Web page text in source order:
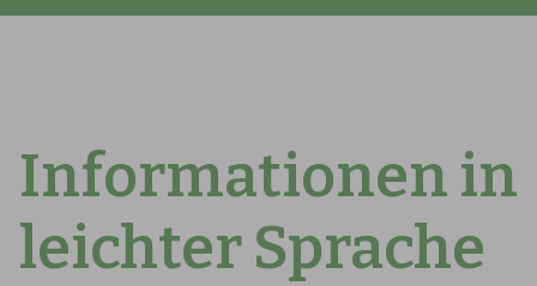
Informationen in
leichter Sprache